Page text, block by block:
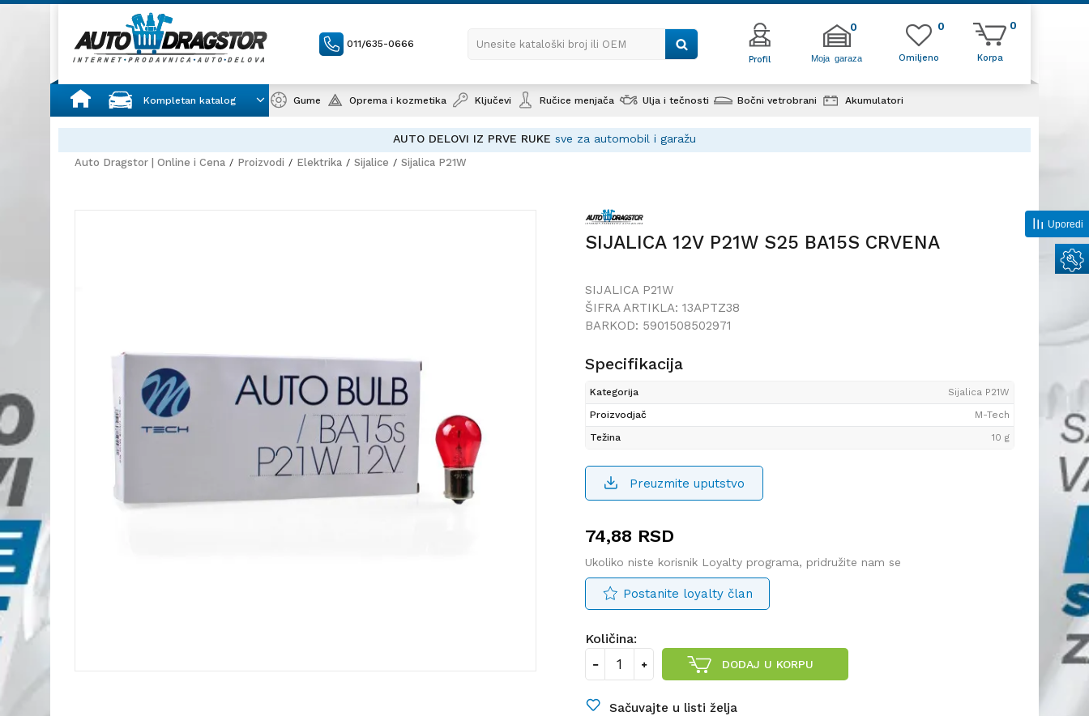
011/635-0666 Unesite kataloški broj ili OEM
Profil Moja garaza
0
Korpa
0
Omiljeno
0
Kompletan katalog Gume Oprema i kozmetika Ključevi Ručice menjača Ulja i tečnosti Bočni vetrobrani Akumulatori
AUTO DELOVI IZ PRVE RUKE sve za automobil i garažu
Auto Dragstor | Online i Cena Proizvodi Elektrika Sijalice Sijalica P21W
SIJALICA 12V P21W S25 BA15S CRVENA
SIJALICA P21W
ŠIFRA ARTIKLA: 13APTZ38
BARKOD: 5901508502971
Specifikacija
Kategorija
Sijalica P21W
Proizvodjač
M-Tech
Težina
10 g
Preuzmite uputstvo
74,88 RSD
Ukoliko niste korisnik Loyalty programa, pridružite nam se
Postanite loyalty član
Količina:
DODAJ U KORPU
Sačuvajte u listi želja
Uporedi